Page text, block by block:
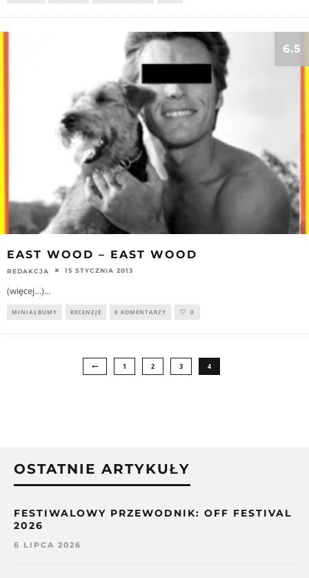
6.5
EAST WOOD – EAST WOOD
REDAKCJA 15 STYCZNIA 2013
(więcej…)...
MINIALBUMY RECENZJE 0 KOMENTARZY 0
1 2 3 4
OSTATNIE ARTYKUŁY
FESTIWALOWY PRZEWODNIK: OFF FESTIVAL
2026
6 LIPCA 2026